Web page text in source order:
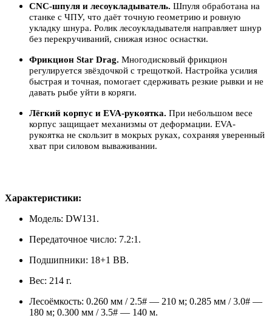
CNC-шпуля и лесоукладыватель. Шпуля обработана на
станке с ЧПУ, что даёт точную геометрию и ровную
укладку шнура. Ролик лесоукладывателя направляет шнур
без перекручиваний, снижая износ оснастки.
Фрикцион Star Drag. Многодисковый фрикцион
регулируется звёздочкой с трещоткой. Настройка усилия
быстрая и точная, помогает сдерживать резкие рывки и не
давать рыбе уйти в коряги.
Лёгкий корпус и EVA-рукоятка. При небольшом весе
корпус защищает механизмы от деформации. EVA-
рукоятка не скользит в мокрых руках, сохраняя уверенный
хват при силовом вываживании.
Характеристики:
Модель: DW131.
Передаточное число: 7.2:1.
Подшипники: 18+1 BB.
Вес: 214 г.
Лесоёмкость: 0.260 мм / 2.5# — 210 м; 0.285 мм / 3.0# —
180 м; 0.300 мм / 3.5# — 140 м.